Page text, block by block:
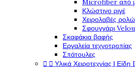
Microfiber από
Κλώστινο ριγέ
Χειρολαβές
Σφουγγάρι
Σκαφάκια βαφής
Εργαλεία τεχνοτροπίας
Σπάτουλες
  Υλικά Χειροτεχνίας |